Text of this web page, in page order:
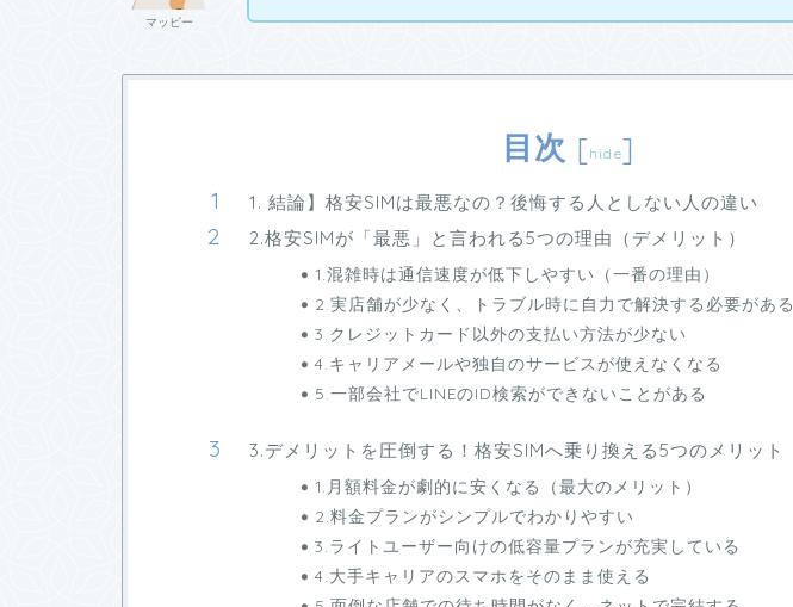
マッピー
目次 [hide]
1. 結論】格安SIMは最悪なの？後悔する人としない人の違い
2.格安SIMが「最悪」と言われる5つの理由（デメリット）
1.混雑時は通信速度が低下しやすい（一番の理由）
2.実店舗が少なく、トラブル時に自力で解決する必要がある
3.クレジットカード以外の支払い方法が少ない
4.キャリアメールや独自のサービスが使えなくなる
5.一部会社でLINEのID検索ができないことがある
3.デメリットを圧倒する！格安SIMへ乗り換える5つのメリット
1.月額料金が劇的に安くなる（最大のメリット）
2.料金プランがシンプルでわかりやすい
3.ライトユーザー向けの低容量プランが充実している
4.大手キャリアのスマホをそのまま使える